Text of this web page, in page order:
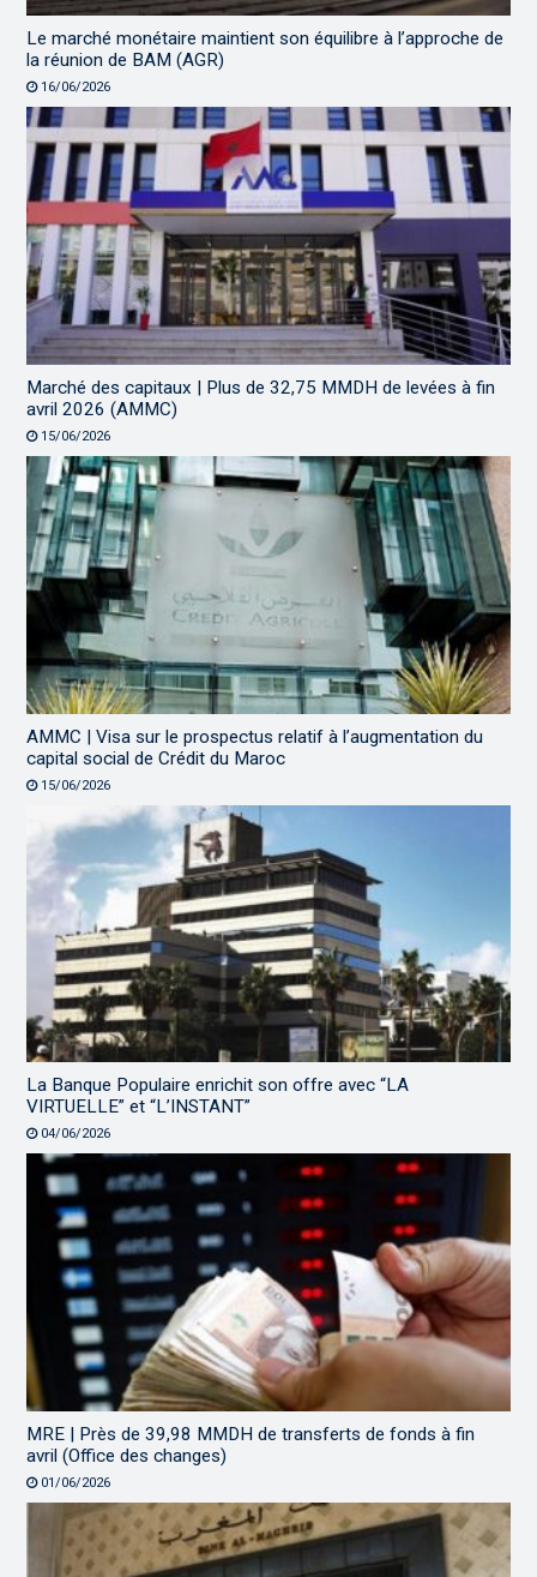
Le marché monétaire maintient son équilibre à l’approche de
la réunion de BAM (AGR)
16/06/2026
Marché des capitaux | Plus de 32,75 MMDH de levées à fin
avril 2026 (AMMC)
15/06/2026
AMMC | Visa sur le prospectus relatif à l’augmentation du
capital social de Crédit du Maroc
15/06/2026
La Banque Populaire enrichit son offre avec “LA
VIRTUELLE” et “L’INSTANT”
04/06/2026
MRE | Près de 39,98 MMDH de transferts de fonds à fin
avril (Office des changes)
01/06/2026